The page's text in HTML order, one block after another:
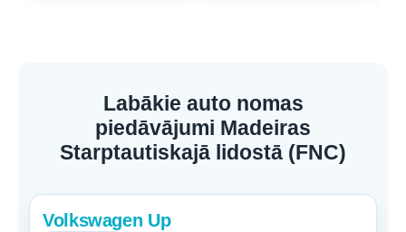
Labākie auto nomas
piedāvājumi Madeiras
Starptautiskajā lidostā (FNC)
Volkswagen Up